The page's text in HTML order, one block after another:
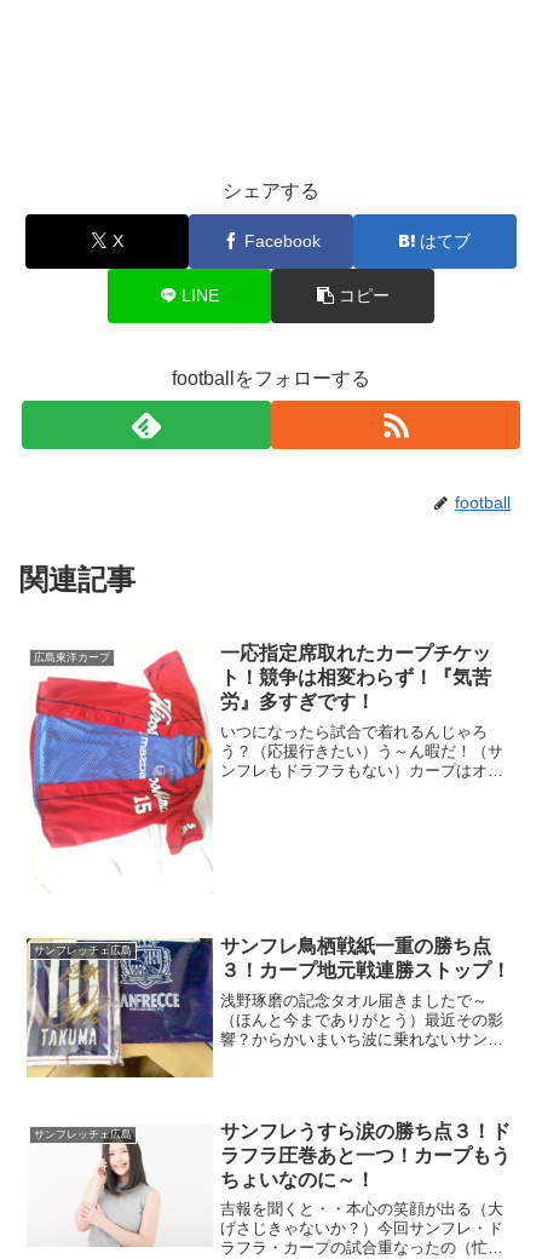
シェアする
X Facebook はてブ
LINE コピー
footballをフォローする
football
関連記事
広島東洋カープ
一応指定席取れたカープチケッ
ト！競争は相変わらず！『気苦
労』多すぎです！
いつになったら試合で着れるんじゃろ
う？（応援行きたい）う～ん暇だ！（サ
ンフレもドラフラもない）カープはオー
サンフレッチェ広島
サンフレ鳥栖戦紙一重の勝ち点
３！カープ地元戦連勝ストップ！
浅野琢磨の記念タオル届きましたで～
（ほんと今までありがとう）最近その影
響？からかいまいち波に乗れないサンフ
サンフレッチェ広島
サンフレうすら涙の勝ち点３！ド
ラフラ圧巻あと一つ！カープもう
ちょいなのに～！
吉報を聞くと・・本心の笑顔が出る（大
げさじきゃないか？）今回サンフレ・ド
ラフラ・カープの試合重なったの（忙し